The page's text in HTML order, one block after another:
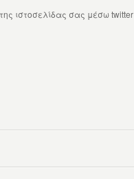
ιστοσελίδας σας μέσω twitter